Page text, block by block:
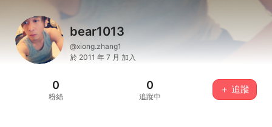
bear1013
@xiong.zhang1
於 2011 年 7 月 加入
0
粉絲
0
追蹤中
＋ 追蹤